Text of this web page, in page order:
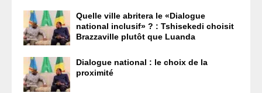
Quelle ville abritera le «Dialogue
national inclusif» ? : Tshisekedi choisit
Brazzaville plutôt que Luanda
Dialogue national : le choix de la
proximité